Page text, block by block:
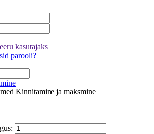
kasutajaks
parooli?
Kinnitamine ja maksmine